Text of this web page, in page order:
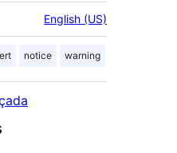
English (US)
notice warning